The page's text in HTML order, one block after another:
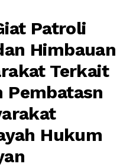
Patroli
Himbauan
Terkait
Pembatasn
Hukum